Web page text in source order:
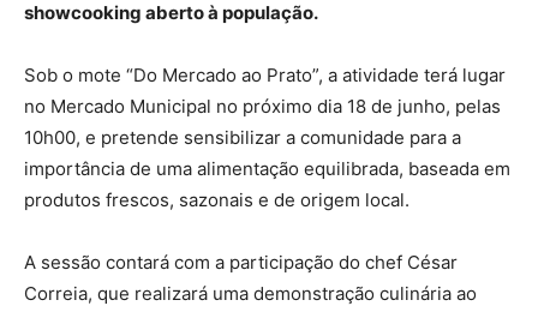
showcooking aberto à população.
Sob o mote “Do Mercado ao Prato”, a atividade terá lugar
no Mercado Municipal no próximo dia 18 de junho, pelas
10h00, e pretende sensibilizar a comunidade para a
importância de uma alimentação equilibrada, baseada em
produtos frescos, sazonais e de origem local.
A sessão contará com a participação do chef César
Correia, que realizará uma demonstração culinária ao